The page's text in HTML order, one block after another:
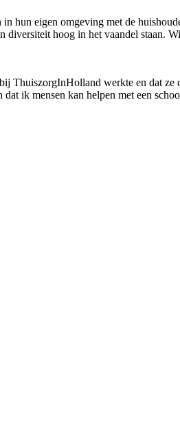
eigen omgeving met de
hoog in het vaandel staan.
ThuiszorgInHolland werkte en dat
ik mensen kan helpen met een